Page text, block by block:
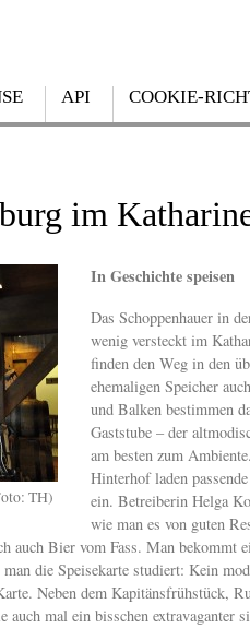
API COOKIE-
im
TH)
In Geschichte speisen
Das Schoppenhauer in
wenig versteckt im
finden den Weg in den
ehemaligen Speicher
und Balken bestimmen
Gaststube – der
am besten zum
Hinterhof laden
ein. Betreiberin Helga
wie man es von guten
auch Bier vom Fass. Man bekommt
die Speisekarte studiert: Kein
Neben dem Kapitänsfrühstück,
mal ein bisschen extravaganter